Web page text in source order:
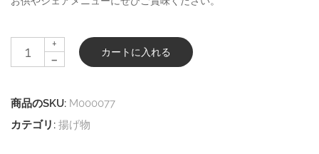
+
- カートに入れる
商品のSKU: M000077
カテゴリ: 揚げ物